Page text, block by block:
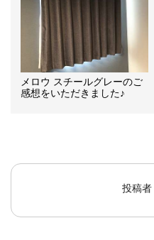
メロウ スチールグレーのご
感想をいただきました♪
投稿者